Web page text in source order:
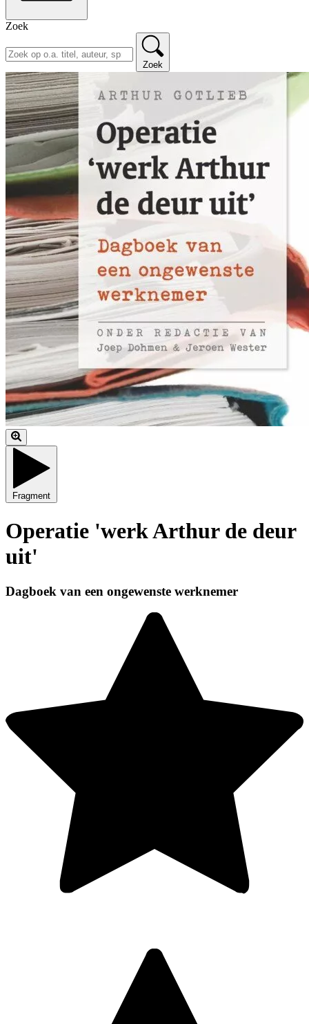
Zoek
Zoek
Fragment
Operatie 'werk Arthur de deur
uit'
Dagboek van een ongewenste werknemer